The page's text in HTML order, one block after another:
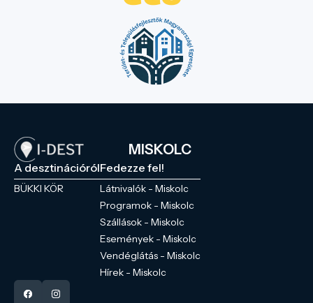
MISKOLC
A desztinációról
BÜKKI KÖR
Fedezze fel!
Látnivalók - Miskolc
Programok - Miskolc
Szállások - Miskolc
Események - Miskolc
Vendéglátás - Miskolc
Hírek - Miskolc